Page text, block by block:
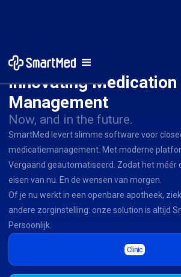
Innovating Medication
Management
Now, and in the future.
SmartMed levert slimme software voor
medicatiemanagement. Met moderne
Vergaand geautomatiseerd. Zodat het méér
eisen van nu. En de wensen van morgen.
Of je nu werkt in een openbare apotheek,
andere zorginstelling: onze solution is altijd
Persoonlijk.
Clinic